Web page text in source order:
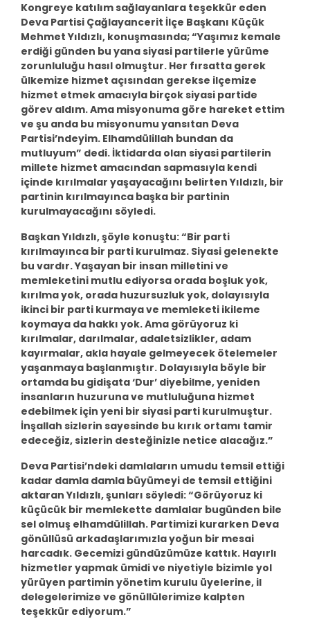
Kongreye katılım sağlayanlara teşekkür eden
Deva Partisi Çağlayancerit İlçe Başkanı Küçük
Mehmet Yıldızlı, konuşmasında; “Yaşımız kemale
erdiği günden bu yana siyasi partilerle yürüme
zorunluluğu hasıl olmuştur. Her fırsatta gerek
ülkemize hizmet açısından gerekse ilçemize
hizmet etmek amacıyla birçok siyasi partide
görev aldım. Ama misyonuma göre hareket ettim
ve şu anda bu misyonumu yansıtan Deva
Partisi’ndeyim. Elhamdülillah bundan da
mutluyum” dedi. İktidarda olan siyasi partilerin
millete hizmet amacından sapmasıyla kendi
içinde kırılmalar yaşayacağını belirten Yıldızlı, bir
partinin kırılmayınca başka bir partinin
kurulmayacağını söyledi.
Başkan Yıldızlı, şöyle konuştu: “Bir parti
kırılmayınca bir parti kurulmaz. Siyasi gelenekte
bu vardır. Yaşayan bir insan milletini ve
memleketini mutlu ediyorsa orada boşluk yok,
kırılma yok, orada huzursuzluk yok, dolayısıyla
ikinci bir parti kurmaya ve memleketi ikileme
koymaya da hakkı yok. Ama görüyoruz ki
kırılmalar, darılmalar, adaletsizlikler, adam
kayırmalar, akla hayale gelmeyecek ötelemeler
yaşanmaya başlanmıştır. Dolayısıyla böyle bir
ortamda bu gidişata ‘Dur’ diyebilme, yeniden
insanların huzuruna ve mutluluğuna hizmet
edebilmek için yeni bir siyasi parti kurulmuştur.
İnşallah sizlerin sayesinde bu kırık ortamı tamir
edeceğiz, sizlerin desteğinizle netice alacağız.”
Deva Partisi’ndeki damlaların umudu temsil ettiği
kadar damla damla büyümeyi de temsil ettiğini
aktaran Yıldızlı, şunları söyledi: “Görüyoruz ki
küçücük bir memlekette damlalar bugünden bile
sel olmuş elhamdülillah. Partimizi kurarken Deva
gönüllüsü arkadaşlarımızla yoğun bir mesai
harcadık. Gecemizi gündüzümüze kattık. Hayırlı
hizmetler yapmak ümidi ve niyetiyle bizimle yol
yürüyen partimin yönetim kurulu üyelerine, il
delegelerimize ve gönüllülerimize kalpten
teşekkür ediyorum.”